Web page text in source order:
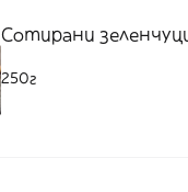
Сотирани
250г